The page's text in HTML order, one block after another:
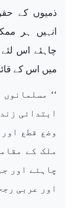
ذمیوں کے
انہیں ہر
چاہئے اس
میں اس کے
‘‘
ابتدائی
وضع قطع
ملک کے
چاہئے اور
اور عربی